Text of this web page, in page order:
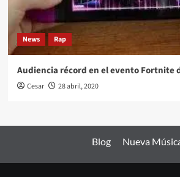
News Rap
Audiencia récord en el evento Fortnite
Cesar 28 abril, 2020
Blog Nueva